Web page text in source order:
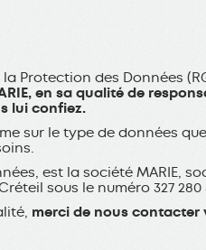
Protection des Données
en sa qualité de
lui confiez.
sur le type de données
est la société MARIE,
sous le numéro 327 280
merci de nous contacter